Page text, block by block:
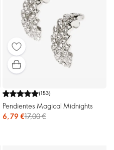
(153)
Pendientes Magical Midnights
6,79 €17,00 €